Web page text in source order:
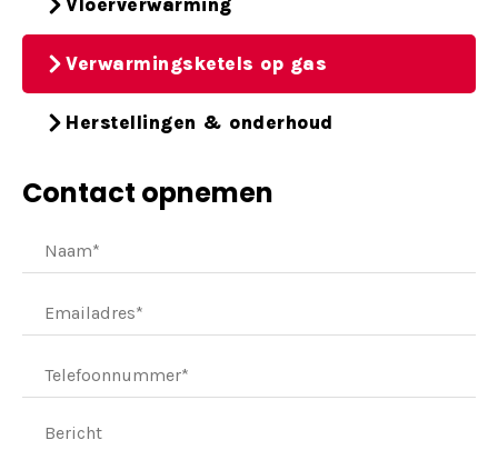
Verwarmingsketels op gas
Herstellingen & onderhoud
Contact opnemen